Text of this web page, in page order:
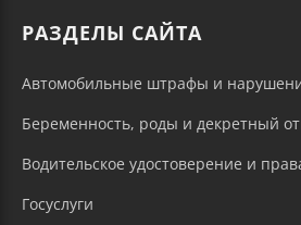
РАЗДЕЛЫ САЙТА
Автомобильные штрафы и
Беременность, роды и декретный
Водительское удостоверение и
Госуслуги